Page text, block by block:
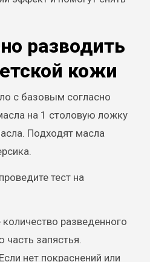
разводить
кожи
с базовым согласно
на 1 столовую ложку
Подходят масла
тест на
разведенного
запястья.
нет покраснений или